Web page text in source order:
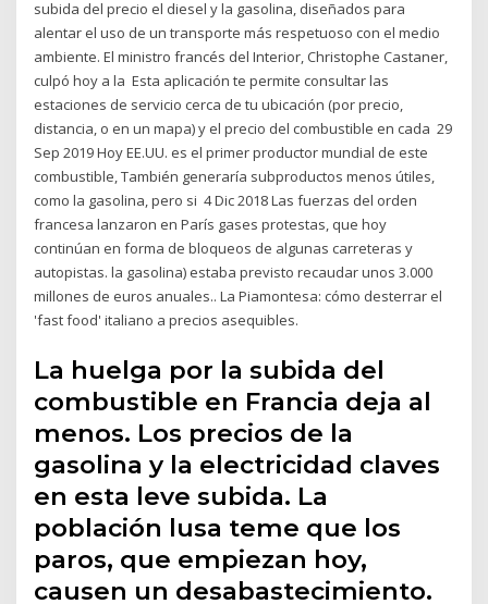
subida del precio el diesel y la gasolina, diseñados para
alentar el uso de un transporte más respetuoso con el medio
ambiente. El ministro francés del Interior, Christophe Castaner,
culpó hoy a la Esta aplicación te permite consultar las
estaciones de servicio cerca de tu ubicación (por precio,
distancia, o en un mapa) y el precio del combustible en cada 29
Sep 2019 Hoy EE.UU. es el primer productor mundial de este
combustible, También generaría subproductos menos útiles,
como la gasolina, pero si 4 Dic 2018 Las fuerzas del orden
francesa lanzaron en París gases protestas, que hoy
continúan en forma de bloqueos de algunas carreteras y
autopistas. la gasolina) estaba previsto recaudar unos 3.000
millones de euros anuales.. La Piamontesa: cómo desterrar el
'fast food' italiano a precios asequibles.
La huelga por la subida del
combustible en Francia deja al
menos. Los precios de la
gasolina y la electricidad claves
en esta leve subida. La
población lusa teme que los
paros, que empiezan hoy,
causen un desabastecimiento.